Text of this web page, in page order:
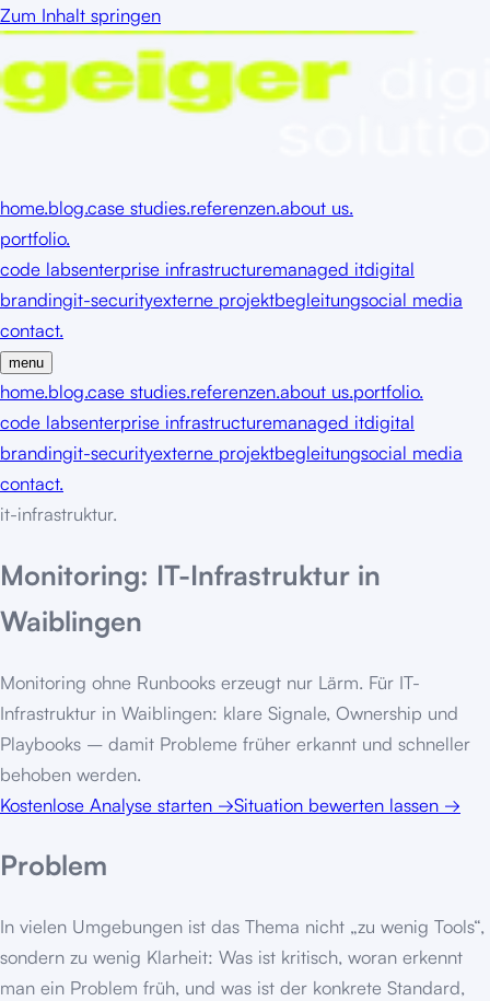
Zum Inhalt springen
home.blog.case studies.referenzen.about us.
portfolio.
code labsenterprise infrastructuremanaged itdigital
brandingit-securityexterne projektbegleitungsocial media
contact.
menu
home.blog.case studies.referenzen.about us.portfolio.
code labsenterprise infrastructuremanaged itdigital
brandingit-securityexterne projektbegleitungsocial media
contact.
it-infrastruktur.
Monitoring: IT-Infrastruktur in
Waiblingen
Monitoring ohne Runbooks erzeugt nur Lärm. Für IT-
Infrastruktur in Waiblingen: klare Signale, Ownership und
Playbooks – damit Probleme früher erkannt und schneller
behoben werden.
Kostenlose Analyse starten →Situation bewerten lassen →
Problem
In vielen Umgebungen ist das Thema nicht „zu wenig Tools“,
sondern zu wenig Klarheit: Was ist kritisch, woran erkennt
man ein Problem früh, und was ist der konkrete Standard,